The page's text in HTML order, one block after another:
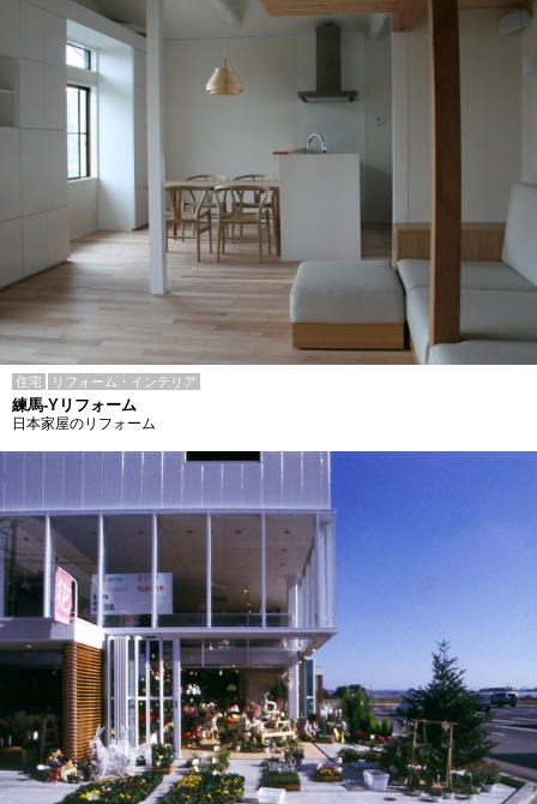
住宅 リフォーム・インテリア
練馬-Yリフォーム
日本家屋のリフォーム